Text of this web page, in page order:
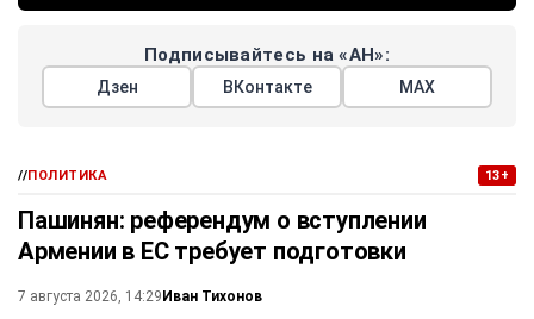
Подписывайтесь на «АН»:
Дзен ВКонтакте МАХ
//ПОЛИТИКА 13+
Пашинян: референдум о вступлении
Армении в ЕС требует подготовки
7 августа 2026, 14:29Иван Тихонов